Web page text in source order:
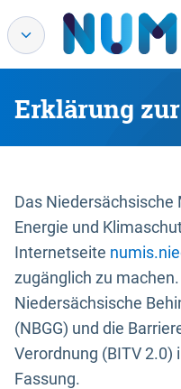
Erklärung
Das
Energie und
Internetseite
zugänglich zu
Niedersächsische
(NBGG) und die
Verordnung (BITV 2.0)
Fassung.